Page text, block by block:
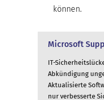
können.
Microsoft
IT-
Abkündigung
Aktualisierte
nur verbesserte